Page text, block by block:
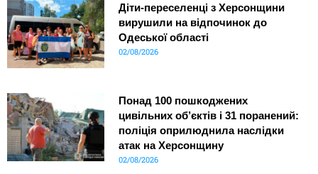
Діти-переселенці з Херсонщини
вирушили на відпочинок до
Одеської області
02/08/2026
Понад 100 пошкоджених
цивільних об’єктів і 31 поранений:
поліція оприлюднила наслідки
атак на Херсонщину
02/08/2026